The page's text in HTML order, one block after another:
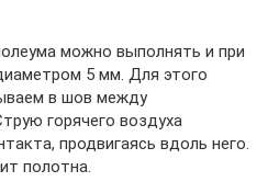
можно выполнять и при
5 мм. Для этого
в шов между
горячего воздуха
продвигаясь вдоль него.
полотна.